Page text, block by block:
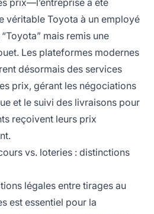
prix—l’entreprise a été
véritable Toyota à un employé
mais remis une
Les plateformes modernes
désormais des services
prix, gérant les négociations
et le suivi des livraisons pour
reçoivent leurs prix
vs. loteries : distinctions
légales entre tirages au
est essentiel pour la